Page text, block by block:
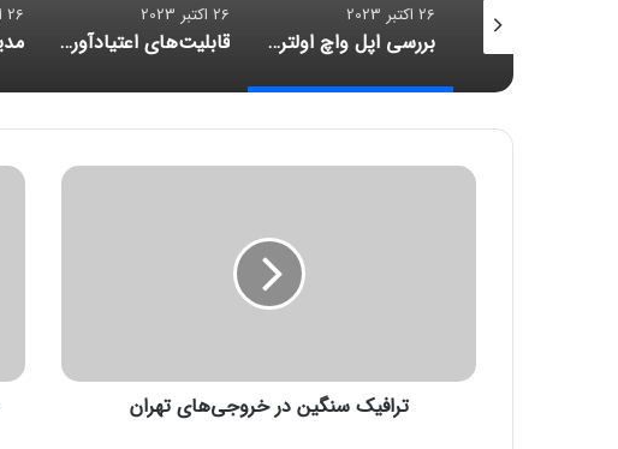
26 اکتبر 2023
قابلیت‌های اعتیادآور اینستاگرام، متا را دادگاهی می‌کنند
26 اکتبر 2023
مدیرعامل مایکروسافت: خروج از بازار موبایل «اشتباهی استراتژیک» بود
26 اکتبر 2023
ت
گ
ترافیک سنگین در خروجی‌های تهران
م
: